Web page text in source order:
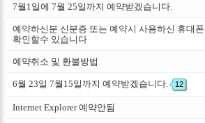
7월1일에 7월 25일까지 예약받겠습니다.
예약하신분 신분증 또는 예약시 사용하신 휴대폰
확인할수 있습니다
예약취소 및 환불방법
6월 23일 7월15일까지 예약받겠습니다. 12
Internet Explorer 예약안됨